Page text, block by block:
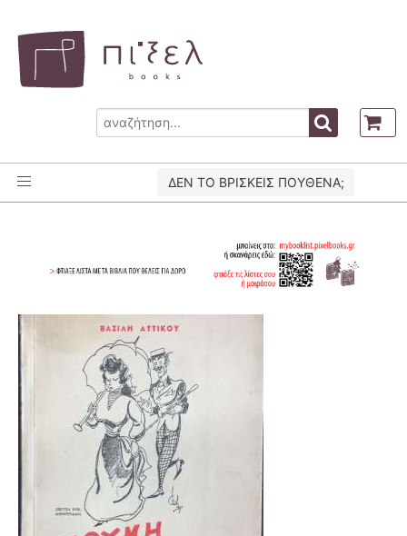
ΔΕΝ ΤΟ ΒΡΙΣΚΕΙΣ ΠΟΥΘΕΝΑ;